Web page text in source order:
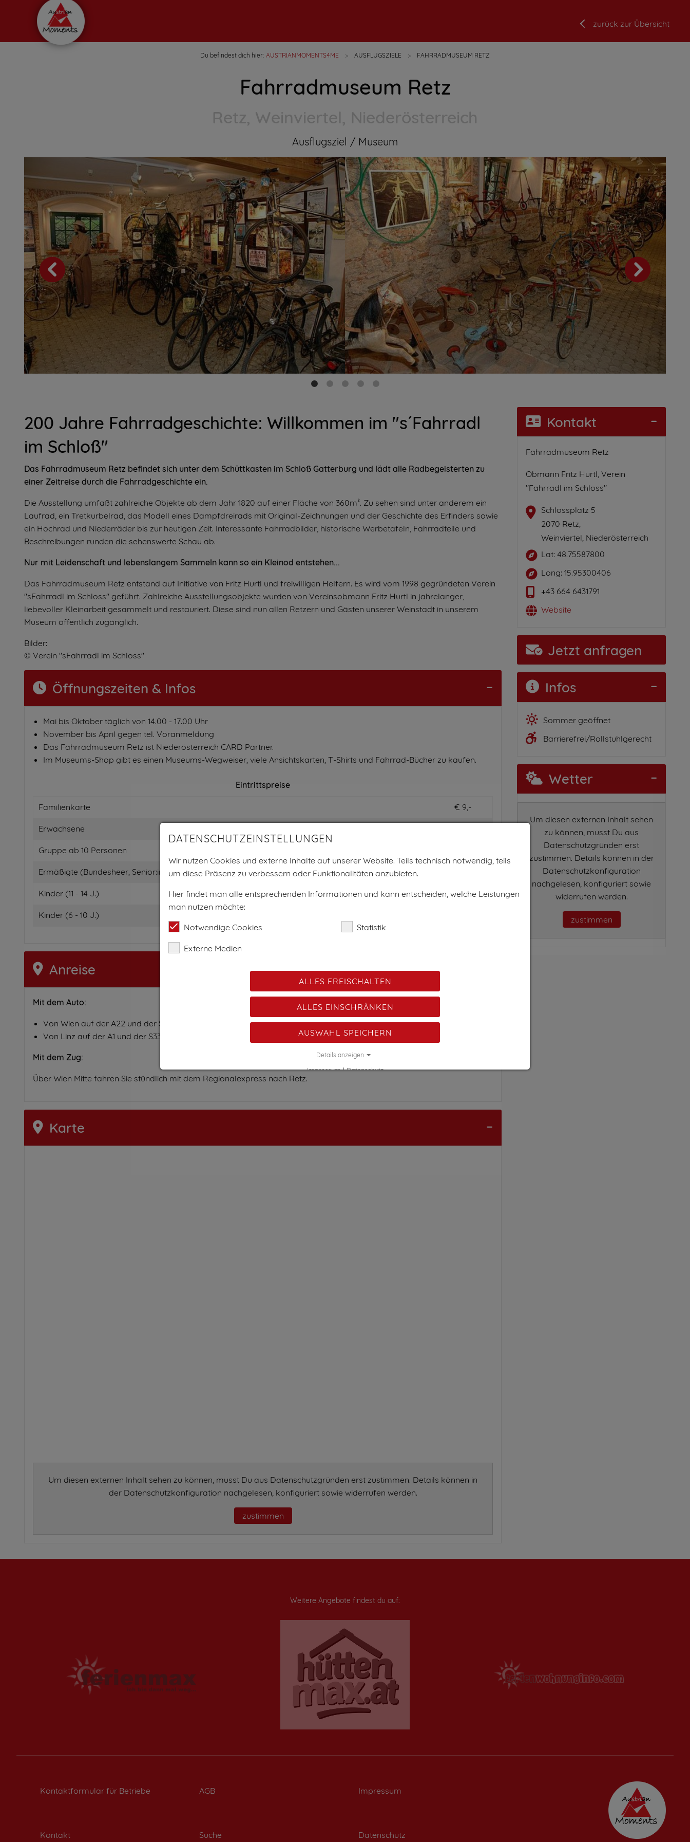
zurück zur Übersicht
Du befindest dich hier: AUSTRIANMOMENTS4ME AUSFLUGSZIELE FAHRRADMUSEUM RETZ
Fahrradmuseum Retz
Retz, Weinviertel, Niederösterreich
Ausflugsziel Museum
200 Jahre Fahrradgeschichte: Willkommen im "s´Fahrradl
im Schloß"
Das Fahrradmuseum Retz befindet sich unter dem Schüttkasten im Schloß Gatterburg und lädt alle Radbegeisterten zu
einer Zeitreise durch die Fahrradgeschichte ein.
Die Ausstellung umfaßt zahlreiche Objekte ab dem Jahr 1820 auf einer Fläche von 360m². Zu sehen sind unter anderem ein
Laufrad, ein Tretkurbelrad, das Modell eines Dampfdreirads mit Original-Zeichnungen und der Geschichte des Erfinders sowie
ein Hochrad und Niederräder bis zur heutigen Zeit. Interessante Fahrradbilder, historische Werbetafeln, Fahrradteile und
Beschreibungen runden die sehenswerte Schau ab.
Nur mit Leidenschaft und lebenslangem Sammeln kann so ein Kleinod entstehen...
Das Fahrradmuseum Retz entstand auf Initiative von Fritz Hurtl und freiwilligen Helfern. Es wird vom 1998 gegründeten Verein
"sFahrradl im Schloss" geführt. Zahlreiche Ausstellungsobjekte wurden von Vereinsobmann Fritz Hurtl in jahrelanger,
liebevoller Kleinarbeit gesammelt und restauriert. Diese sind nun allen Retzern und Gästen unserer Weinstadt in unserem
Museum öffentlich zugänglich.
Bilder:
© Verein "sFahrradl im Schloss"
Öffnungszeiten & Infos
Mai bis Oktober täglich von 14.00 - 17.00 Uhr
November bis April gegen tel. Voranmeldung
Das Fahrradmuseum Retz ist Niederösterreich CARD Partner.
Im Museums-Shop gibt es einen Museums-Wegweiser, viele Ansichtskarten, T-Shirts und Fahrrad-Bücher zu kaufen.
Eintrittspreise
Familienkarte € 9,-
Erwachsene
Gruppe ab 10 Personen
Ermäßigte (Bundesheer, Senior:innen, Studierende, Jugendl. (16-18J.)
Kinder (11 - 14 J.) € 2,-
Kinder (6 - 10 J.)
Anreise
Mit dem Auto:
Von Wien auf der A22 und der S3/B303 nach Retz.
Von Linz auf der A1 und der S33 Richtung Krems (Knoten St. Pölten) nach Retz.
Mit dem Zug:
Über Wien Mitte fahren Sie stündlich mit dem Regionalexpress nach Retz.
Karte
Um diesen externen Inhalt sehen zu können, musst Du aus Datenschutzgründen erst zustimmen. Details können in
der Datenschutzkonfiguration nachgelesen, konfiguriert sowie widerrufen werden.
zustimmen
Kontakt
Fahrradmuseum Retz
Obmann Fritz Hurtl, Verein
"Fahrradl im Schloss"
Schlossplatz 5
2070 Retz,
Weinviertel, Niederösterreich
Lat: 48.75587800
Long: 15.95300406
+43 664 6431791
Website
Jetzt anfragen
Infos
Sommer geöffnet
Barrierefrei/Rollstuhlgerecht
Wetter
Um diesen externen Inhalt sehen
zu können, musst Du aus
Datenschutzgründen erst
zustimmen. Details können in der
Datenschutzkonfiguration
nachgelesen, konfiguriert sowie
widerrufen werden.
zustimmen
Weitere Angebote findest du auf:
Kontaktformular für Betriebe
Kontakt
AGB
Suche
Impressum
Datenschutz
DATENSCHUTZEINSTELLUNGEN
Wir nutzen Cookies und externe Inhalte auf unserer Website. Teils technisch notwendig, teils
um diese Präsenz zu verbessern oder Funktionalitäten anzubieten.
Hier findet man alle entsprechenden Informationen und kann entscheiden, welche Leistungen
man nutzen möchte:
Notwendige Cookies
Statistik
Externe Medien
ALLES FREISCHALTEN
ALLES EINSCHRÄNKEN
AUSWAHL SPEICHERN
Details anzeigen
Impressum|Datenschutz